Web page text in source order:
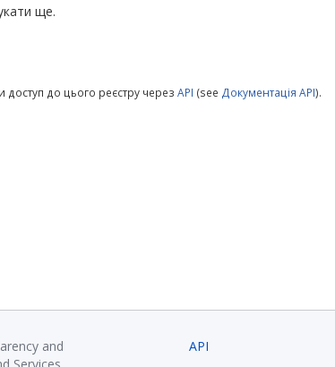
ще.
до цього реєстру через API (see Документація API).
and
API